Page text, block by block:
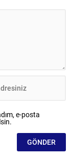
e-posta